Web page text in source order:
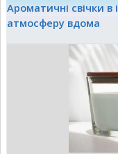
Ароматичні свічки в
атмосферу вдома